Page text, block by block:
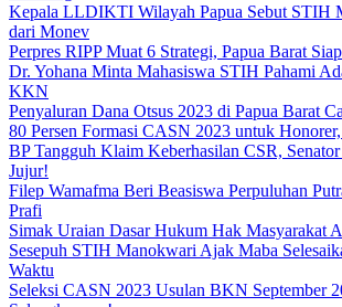
Kepala LLDIKTI Wilayah Papua Sebut STIH
dari Monev
Perpres RIPP Muat 6 Strategi, Papua Barat
Dr. Yohana Minta Mahasiswa STIH Pahami
KKN
Penyaluran Dana Otsus 2023 di Papua Barat
80 Persen Formasi CASN 2023 untuk
BP Tangguh Klaim Keberhasilan CSR,
Jujur!
Filep Wamafma Beri Beasiswa Perpuluhan
Prafi
Simak Uraian Dasar Hukum Hak Masyarakat
Sesepuh STIH Manokwari Ajak Maba
Waktu
Seleksi CASN 2023 Usulan BKN September